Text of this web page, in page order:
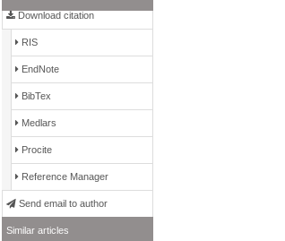
Download citation
RIS
EndNote
BibTex
Medlars
Procite
Reference Manager
Send email to author
Similar articles